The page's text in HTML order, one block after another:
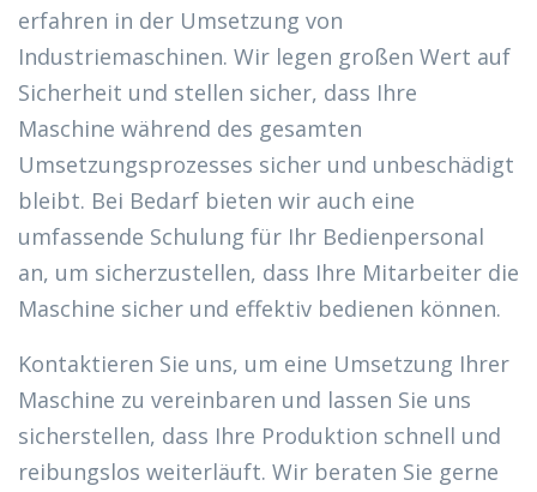
erfahren in der Umsetzung von
Industriemaschinen. Wir legen großen Wert auf
Sicherheit und stellen sicher, dass Ihre
Maschine während des gesamten
Umsetzungsprozesses sicher und unbeschädigt
bleibt. Bei Bedarf bieten wir auch eine
umfassende Schulung für Ihr Bedienpersonal
an, um sicherzustellen, dass Ihre Mitarbeiter die
Maschine sicher und effektiv bedienen können.
Kontaktieren Sie uns, um eine Umsetzung Ihrer
Maschine zu vereinbaren und lassen Sie uns
sicherstellen, dass Ihre Produktion schnell und
reibungslos weiterläuft. Wir beraten Sie gerne